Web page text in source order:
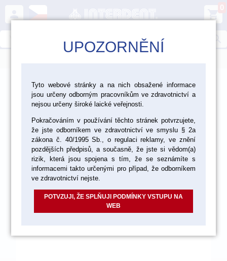
person shopping_cart
0
> Ordinace > Nástroje > Kofferdamy
UPOZORNĚNÍ
Tyto webové stránky a na nich obsažené informace
jsou určeny odborným pracovníkům ve zdravotnictví a
nejsou určeny široké laické veřejnosti.
Pokračováním v používání těchto stránek potvrzujete,
že jste odborníkem ve zdravotnictví ve smyslu § 2a
zákona č. 40/1995 Sb., o regulaci reklamy, ve znění
pozdějších předpisů, a současně, že jste si vědom(a)
rizik, která jsou spojena s tím, že se seznámíte s
informacemi takto určenými pro případ, že odborníkem
ve zdravotnictví nejste.
POTVZUJI, ŽE SPLŇUJI PODMÍNKY VSTUPU NA
WEB